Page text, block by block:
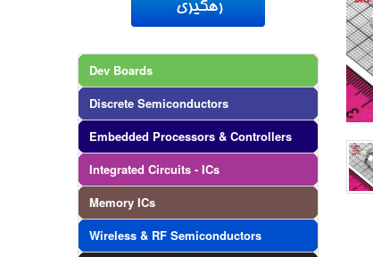
Dev Boards
Discrete Semiconductors
Embedded Processors & Controllers
Integrated Circuits - ICs
Memory ICs
Wireless & RF Semiconductors